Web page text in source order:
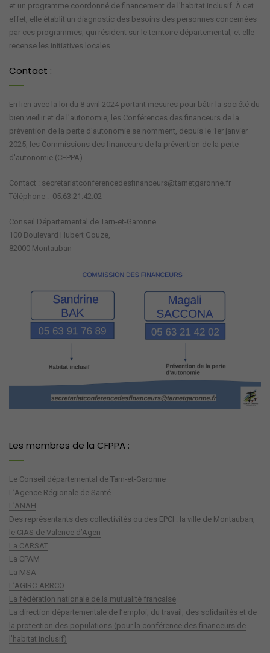
et un programme coordonné de financement de l'habitat inclusif. À cet
effet, elle établit un diagnostic des besoins des personnes concernées
par ces programmes, qui résident sur le territoire départemental, et elle
recense les initiatives locales.
Contact :
En lien avec la loi du 8 avril 2024 portant mesures pour bâtir la société du
bien vieillir et de l'autonomie, les Conférences des financeurs de la
prévention de la perte d'autonomie se nomment, depuis le 1er janvier
2025, les Commissions des financeurs de la prévention de la perte
d'autonomie (CFPPA).
Contact : secretariatconferencedesfinanceurs@tarnetgaronne.fr
Téléphone : 05.63.21.42.02
Conseil Départemental de Tarn-et-Garonne
100 Boulevard Hubert Gouze,
82000 Montauban
Les membres de la CFPPA :
Le Conseil départemental de Tarn-et-Garonne
L’Agence Régionale de Santé
L’ANAH
Des représentants des collectivités ou des EPCI : la ville de Montauban
le CIAS de Valence d’Agen
La CARSAT
La CPAM
La MSA
L’AGIRC-ARRCO
La fédération nationale de la mutualité française
La direction départementale de l’emploi, du travail, des solidarités et de
la protection des populations (pour la conférence des financeurs de
l’habitat inclusif)